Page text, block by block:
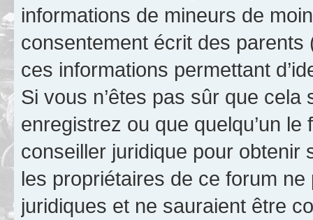
informations de mineurs de
consentement écrit des parents
ces informations permettant
Si vous n’êtes pas sûr que
enregistrez ou que quelqu’un
conseiller juridique pour obtenir
les propriétaires de ce forum
juridiques et ne sauraient être